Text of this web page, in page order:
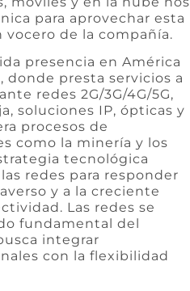
para aprovechar esta
de la compañía.
presencia en América
donde presta servicios a
redes 2G/3G/4G/5G,
soluciones IP, ópticas y
procesos de
como la minería y los
tecnológica
redes para responder
y a la creciente
Las redes se
fundamental del
integrar
con la flexibilidad